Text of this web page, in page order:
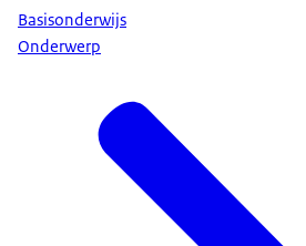
Basisonderwijs
Onderwerp